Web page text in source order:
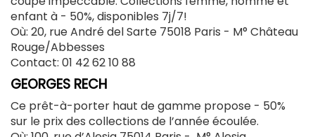
enfant à - 50%, disponibles 7j/7!
Où: 20, rue André del Sarte 75018 Paris - M° Château
Rouge/Abbesses
Contact: 01 42 62 10 88
GEORGES RECH
Ce prêt-à-porter haut de gamme propose - 50%
sur le prix des collections de l’année écoulée.